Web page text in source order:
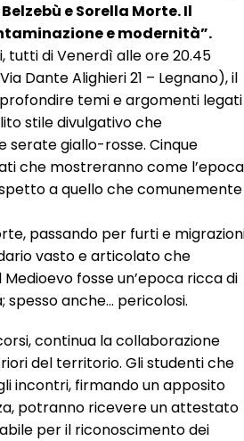
e Sorella Morte. Il
e modernità”.
tutti di Venerdì alle ore 20.45
Dante Alighieri 21 – Legnano), il
temi e argomenti legati
stile divulgativo che
serate giallo-rosse. Cinque
che mostreranno come l’epoca
a quello che comunemente
passando per furti e
vasto e articolato che
fosse un’epoca ricca di
spesso anche… pericolosi.
continua la collaborazione
del territorio. Gli studenti che
incontri, firmando un apposito
potranno ricevere un attestato
per il riconoscimento dei